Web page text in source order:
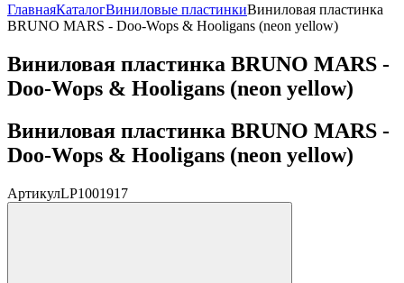
ГлавнаяКаталогВиниловые пластинкиВиниловая пластинка
BRUNO MARS - Doo-Wops & Hooligans (neon yellow)
Виниловая пластинка BRUNO MARS -
Doo-Wops & Hooligans (neon yellow)
Виниловая пластинка BRUNO MARS -
Doo-Wops & Hooligans (neon yellow)
АртикулLP1001917